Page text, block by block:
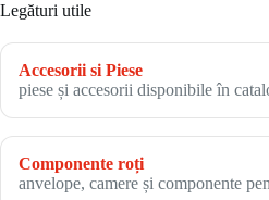
Legături utile
Accesorii si Piese
piese și accesorii disponibile în
Componente roți
anvelope, camere și componente